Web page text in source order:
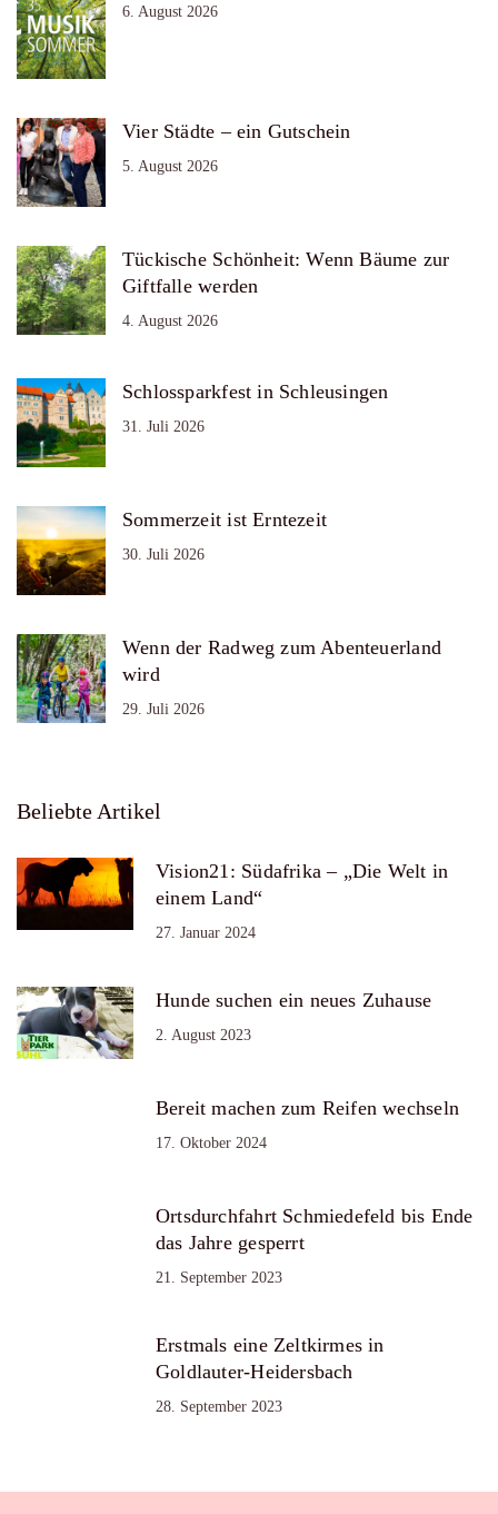
6. August 2026
Vier Städte – ein Gutschein
5. August 2026
Tückische Schönheit: Wenn Bäume zur
Giftfalle werden
4. August 2026
Schlossparkfest in Schleusingen
31. Juli 2026
Sommerzeit ist Erntezeit
30. Juli 2026
Wenn der Radweg zum Abenteuerland
wird
29. Juli 2026
Beliebte Artikel
Vision21: Südafrika – „Die Welt in
einem Land“
27. Januar 2024
Hunde suchen ein neues Zuhause
2. August 2023
Bereit machen zum Reifen wechseln
17. Oktober 2024
Ortsdurchfahrt Schmiedefeld bis Ende
das Jahre gesperrt
21. September 2023
Erstmals eine Zeltkirmes in
Goldlauter-Heidersbach
28. September 2023